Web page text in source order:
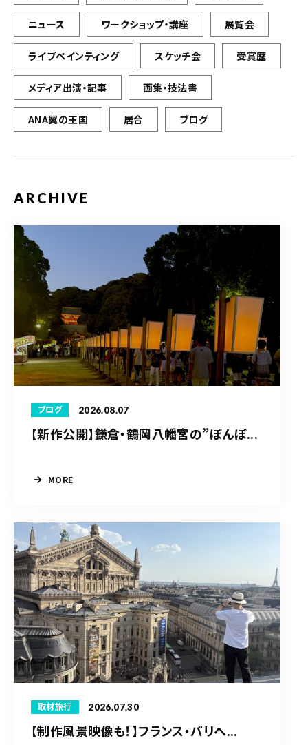
ニュース ワークショップ・講座 展覧会
ライブペインティング スケッチ会 受賞歴
メディア出演・記事 画集・技法書
ANA翼の王国 居合 ブログ
ARCHIVE
ブログ 2026.08.07
【新作公開】鎌倉・鶴岡八幡宮の”ぼんぼ...
MORE
取材旅行 2026.07.30
【制作風景映像も！】フランス・パリへ...